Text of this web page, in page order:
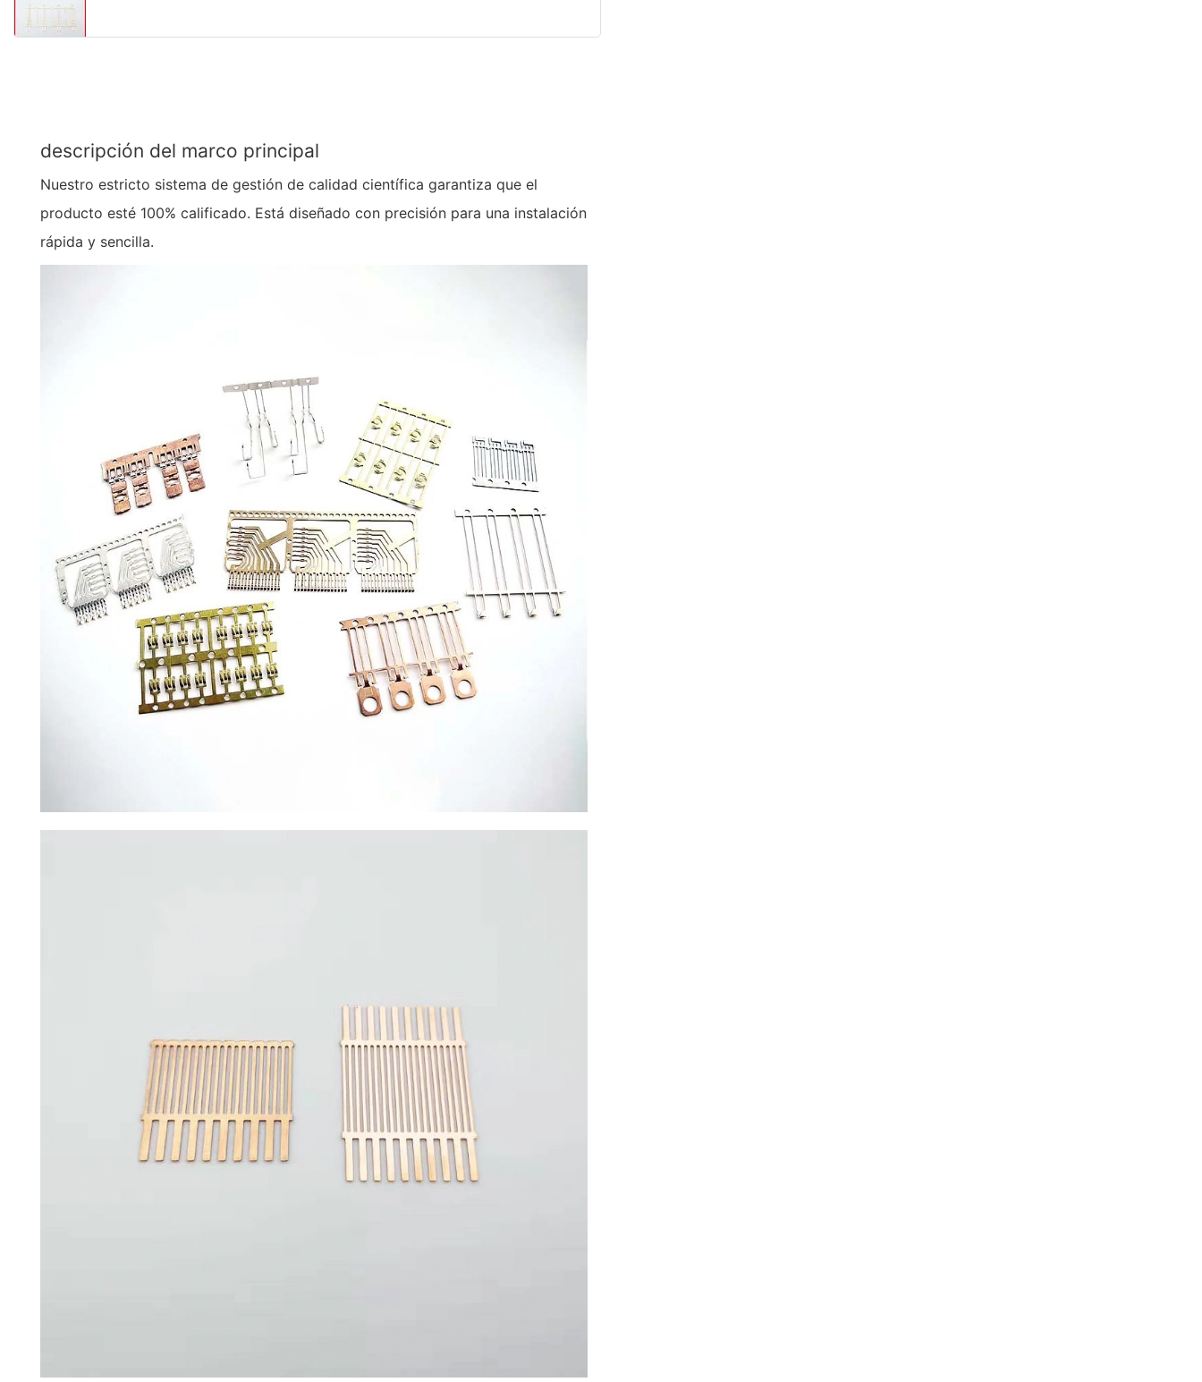
descripción del marco principal
Nuestro estricto sistema de gestión de calidad científica garantiza que el
producto esté 100% calificado. Está diseñado con precisión para una instalación
rápida y sencilla.